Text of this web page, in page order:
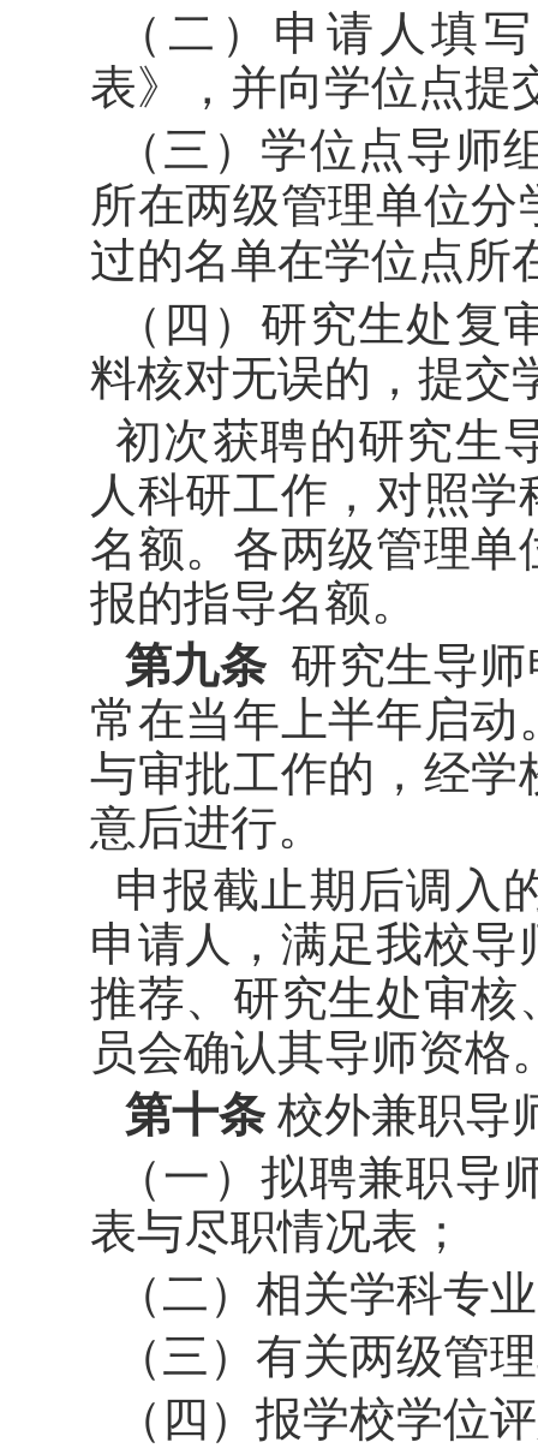
（二）申请人填
表》，并向学位点提
（三）学位点导
所在两级管理单位
过的名单在学位点所
（四）研究生处
料核对无误的，提交
初次获聘的研究生
人科研工作，对照
名额。各两级管理
报的指导名额。
第九条研究生导师
常在当年上半年启
与审批工作的，经
意后进行。
申报截止期后调入
申请人，满足我校
推荐、研究生处审
员会确认其导师资格
第十条 校外兼职导
（一）拟聘兼职
表与尽职情况表；
（二）相关学科专
（三）有关两级管
（四）报学校学位